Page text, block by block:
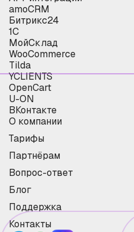
amoCRM
Битрикс24
1С
МойСклад
WooCommerce
Tilda
YCLIENTS
OpenCart
U-ON
ВКонтакте
О компании
Тарифы
Партнёрам
Вопрос-ответ
Блог
Поддержка
Контакты